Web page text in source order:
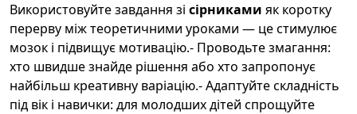
Використовуйте завдання зі сірниками як коротку
перерву між теоретичними уроками — це стимулює
мозок і підвищує мотивацію.- Проводьте змагання:
хто швидше знайде рішення або хто запропонує
найбільш креативну варіацію.- Адаптуйте складність
під вік і навички: для молодших дітей спрощуйте